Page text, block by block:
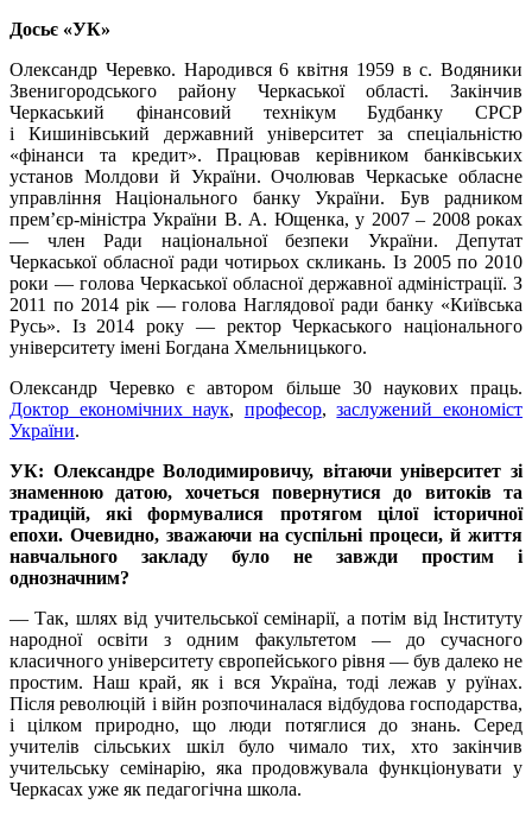
Досьє «УК»
Олександр Черевко. Народився 6 квітня 1959 в с. Водяники
Звенигородського району Черкаської області. Закінчив
Черкаський фінансовий технікум Будбанку СРСР
і Кишинівський державний університет за спеціальністю
«фінанси та кредит». Працював керівником банківських
установ Молдови й України. Очолював Черкаське обласне
управління Національного банку України. Був радником
прем’єр-міністра України В. А. Ющенка, у 2007 – 2008 роках
— член Ради національної безпеки України. Депутат
Черкаської обласної ради чотирьох скликань. Із 2005 по 2010
роки — голова Черкаської обласної державної адміністрації. З
2011 по 2014 рік — голова Наглядової ради банку «Київська
Русь». Із 2014 року — ректор Черкаського національного
університету імені Богдана Хмельницького.
Олександр Черевко є автором більше 30 наукових праць.
Доктор економічних наук, професор,заслужений економіст
України.
УК: Олександре Володимировичу, вітаючи університет зі
знаменною датою, хочеться повернутися до витоків та
традицій, які формувалися протягом цілої історичної
епохи. Очевидно, зважаючи на суспільні процеси, й життя
навчального закладу було не завжди простим і
однозначним?
— Так, шлях від учительської семінарії, а потім від Інституту
народної освіти з одним факультетом — до сучасного
класичного університету європейського рівня — був далеко не
простим. Наш край, як і вся Україна, тоді лежав у руїнах.
Після революцій і війн розпочиналася відбудова господарства,
і цілком природно, що люди потяглися до знань. Серед
учителів сільських шкіл було чимало тих, хто закінчив
учительську семінарію, яка продовжувала функціонувати у
Черкасах уже як педагогічна школа.